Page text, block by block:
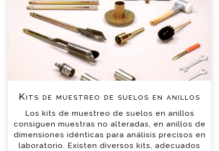
Kits de muestreo de suelos en anillos
Los kits de muestreo de suelos en anillos
consiguen muestras no alteradas, en anillos de
dimensiones idénticas para análisis precisos en
laboratorio. Existen diversos kits, adecuados
de nuestro equipo contactara contigo en
breve
Nombre
*
Email
Empresa
*